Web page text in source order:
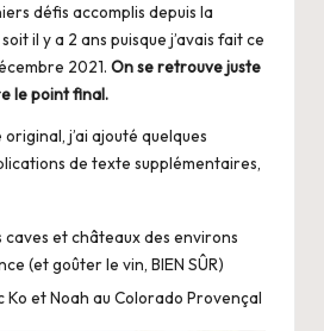
défis accomplis depuis la
il y a 2 ans puisque j’avais fait ce
2021. On se retrouve juste
le point final.
original, j’ai ajouté quelques
de texte supplémentaires,
caves et châteaux des environs
(et goûter le vin, BIEN SÛR)
Ko et Noah au Colorado Provençal